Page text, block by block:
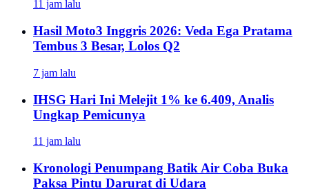
11 jam lalu
Hasil Moto3 Inggris 2026: Veda Ega Pratama
Tembus 3 Besar, Lolos Q2
7 jam lalu
IHSG Hari Ini Melejit 1% ke 6.409, Analis
Ungkap Pemicunya
11 jam lalu
Kronologi Penumpang Batik Air Coba Buka
Paksa Pintu Darurat di Udara